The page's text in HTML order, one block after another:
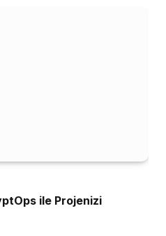
ile Projenizi